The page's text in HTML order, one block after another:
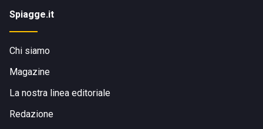
Spiagge.it
Chi siamo
Magazine
La nostra linea editoriale
Redazione